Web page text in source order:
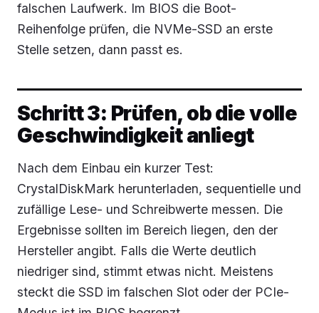
falschen Laufwerk. Im BIOS die Boot-
Reihenfolge prüfen, die NVMe-SSD an erste
Stelle setzen, dann passt es.
Schritt 3: Prüfen, ob die volle
Geschwindigkeit anliegt
Nach dem Einbau ein kurzer Test:
CrystalDiskMark herunterladen, sequentielle und
zufällige Lese- und Schreibwerte messen. Die
Ergebnisse sollten im Bereich liegen, den der
Hersteller angibt. Falls die Werte deutlich
niedriger sind, stimmt etwas nicht. Meistens
steckt die SSD im falschen Slot oder der PCIe-